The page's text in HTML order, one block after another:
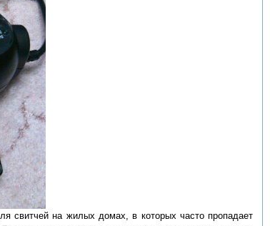
свитчей на жилых домах, в которых часто пропадает